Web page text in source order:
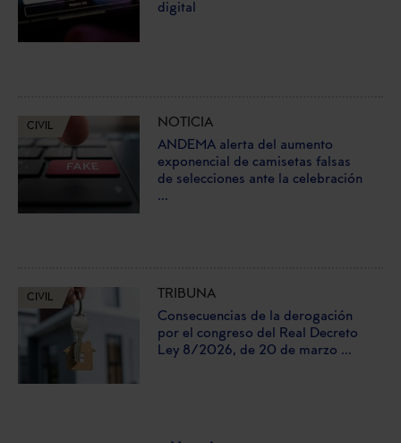
digital
CIVIL
NOTICIA
ANDEMA alerta del aumento
exponencial de camisetas falsas
de selecciones ante la celebración
...
CIVIL
TRIBUNA
Consecuencias de la derogación
por el congreso del Real Decreto
Ley 8/2026, de 20 de marzo ...